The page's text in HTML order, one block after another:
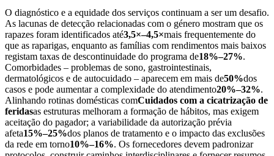
O diagnóstico e a equidade dos serviços continuam a ser um desafio.
As lacunas de detecção relacionadas com o género mostram que os
rapazes foram identificados até3,5×–4,5×mais frequentemente do
que as raparigas, enquanto as famílias com rendimentos mais baixos
registam taxas de descontinuidade do programa de18%–27%.
Comorbidades – problemas de sono, gastrointestinais,
dermatológicos e de autocuidado – aparecem em mais de50%dos
casos e pode aumentar a complexidade do atendimento20%–32%.
Alinhando rotinas domésticas comCuidados com a cicatrização de
feridasas estruturas melhoram a formação de hábitos, mas exigem
aceitação do pagador; a variabilidade da autorização prévia
afeta15%–25%dos planos de tratamento e o impacto das exclusões
da rede em torno10%–16%. Os fornecedores devem padronizar